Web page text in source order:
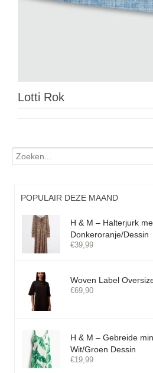
Lotti Rok
POPULAIR DEZE MAAND
H & M – Halterjurk
Donkeroranje/Dessin
€39,99
Woven Label
€69,90
H & M – Gebreide
Wit/Groen Dessin
€19,99